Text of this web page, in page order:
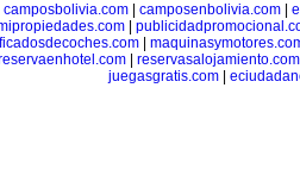
camposbolivia.com| camposenbolivia.com|
| reservasalojamiento.com
juegasgratis.com|